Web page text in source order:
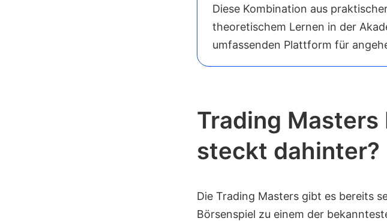
Diese Kombination aus
theoretischem Lernen in der
umfassenden Plattform für
Trading Masters
steckt dahinter?
Die Trading Masters gibt es bereits
Börsenspiel zu einem der